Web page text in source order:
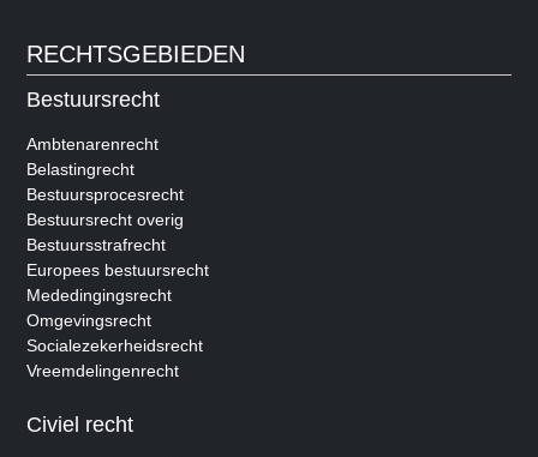
RECHTSGEBIEDEN
Bestuursrecht
Ambtenarenrecht
Belastingrecht
Bestuursprocesrecht
Bestuursrecht overig
Bestuursstrafrecht
Europees bestuursrecht
Mededingingsrecht
Omgevingsrecht
Socialezekerheidsrecht
Vreemdelingenrecht
Civiel recht